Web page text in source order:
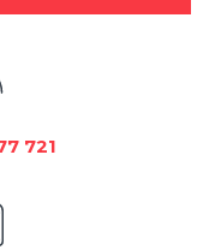
721